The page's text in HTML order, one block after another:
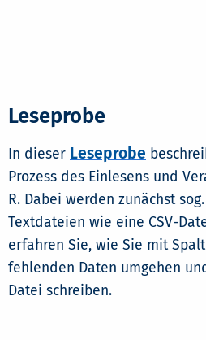
Leseprobe
In dieser Leseprobe
Prozess des Einlesens und
R. Dabei werden zunächst
Textdateien wie eine CSV-
erfahren Sie, wie Sie mit
fehlenden Daten umgehen
Datei schreiben.